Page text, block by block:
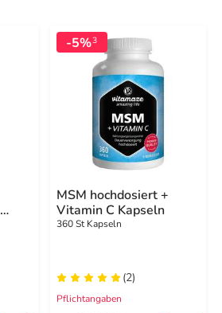
-5%3
MSM hochdosiert +
Vitamin C Kapseln
360 St Kapseln
(2)
Pflichtangaben